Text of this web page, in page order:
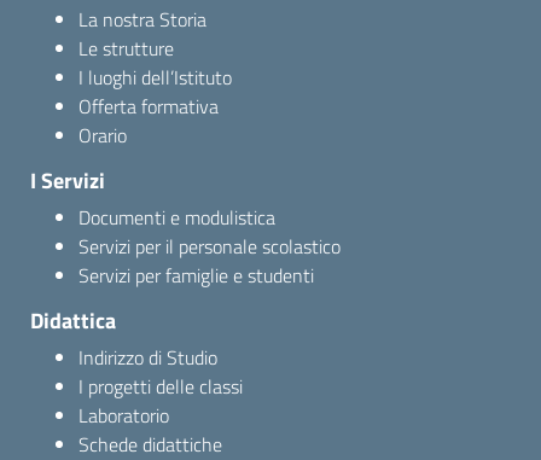
La nostra Storia
Le strutture
I luoghi dell’Istituto
Offerta formativa
Orario
I Servizi
Documenti e modulistica
Servizi per il personale scolastico
Servizi per famiglie e studenti
Didattica
Indirizzo di Studio
I progetti delle classi
Laboratorio
Schede didattiche